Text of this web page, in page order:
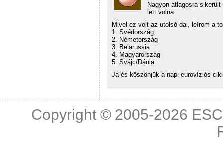
Nagyon átlagosra
lett volna.
Mivel ez volt az utolsó dal, leírom a
1. Svédország
2. Németország
3. Belarussia
4. Magyarország
5. Svájc/Dánia
Ja és köszönjük a napi eurovíziós
Copyright © 2005-2026